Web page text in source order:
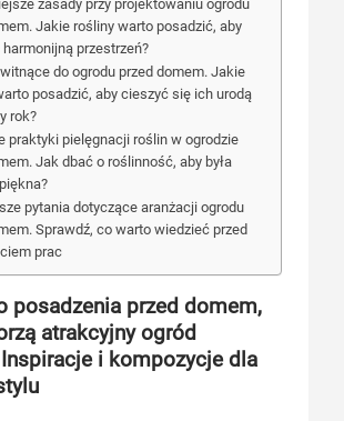
zasady przy projektowaniu ogrodu
Jakie rośliny warto posadzić, aby
przestrzeń?
do ogrodu przed domem. Jakie
posadzić, aby cieszyć się ich urodą
rok?
praktyki pielęgnacji roślin w ogrodzie
Jak dbać o roślinność, aby była
pytania dotyczące aranżacji ogrodu
Sprawdź, co warto wiedzieć przed
prac
posadzenia przed domem,
atrakcyjny ogród
i kompozycje dla